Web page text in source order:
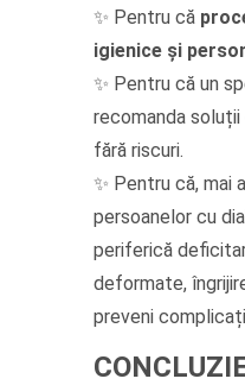
✨ Pentru că
igienice și
✨ Pentru că un
recomanda
fără riscuri.
✨ Pentru că, mai
persoanelor cu
periferică
deformate,
preveni